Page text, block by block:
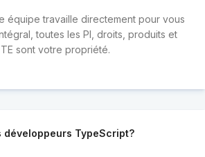
équipe travaille directement pour vous
toutes les PI, droits, produits et
sont votre propriété.
développeurs TypeScript?